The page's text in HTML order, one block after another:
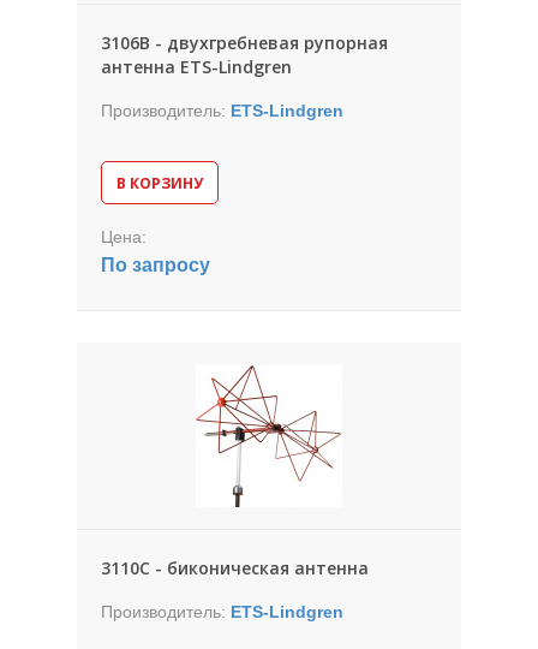
3106B - двухгребневая рупорная
антенна ETS-Lindgren
Производитель: ETS-Lindgren
В КОРЗИНУ
Цена:
По запросу
3110С - биконическая антенна
Производитель: ETS-Lindgren